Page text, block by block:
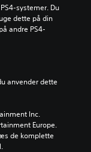
systemer. Du
dette på din
andre PS4-
Inc.
Europe.
de komplette